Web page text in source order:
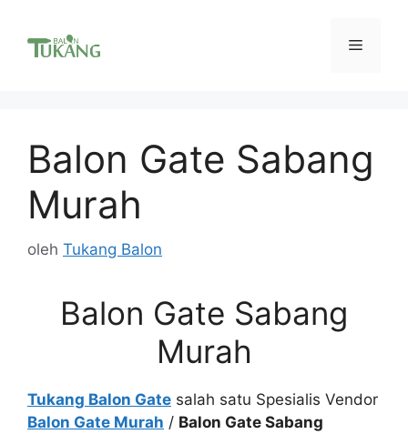
Menu
Balon Gate Sabang
Murah
oleh Tukang Balon
Balon Gate Sabang
Murah
Tukang Balon Gate salah satu Spesialis Vendor
Balon Gate Murah / Balon Gate Sabang